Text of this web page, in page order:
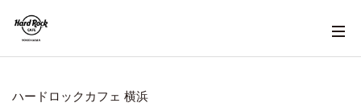
ハードロックカフェ 横浜